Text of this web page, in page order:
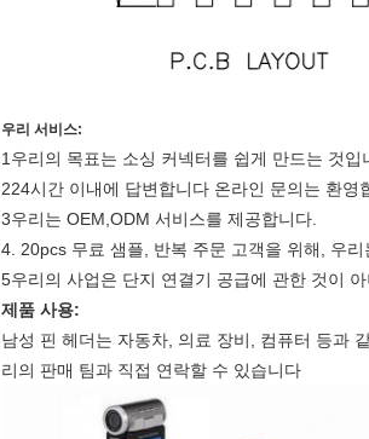
우리 서비스:
1우리의 목표는 소싱 커넥터를 쉽게 만드는 것입
224시간 이내에 답변합니다 온라인 문의는 환영
3우리는 OEM,ODM 서비스를 제공합니다.
4. 20pcs 무료 샘플, 반복 주문 고객을 위해, 우
5우리의 사업은 단지 연결기 공급에 관한 것이
제품 사용:
남성 핀 헤더는 자동차, 의료 장비, 컴퓨터 등과
리의 판매 팀과 직접 연락할 수 있습니다